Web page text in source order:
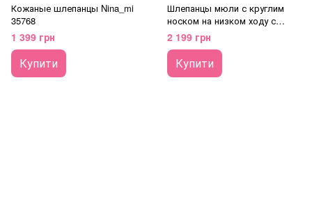
Кожаные шлепанцы Nina_mi
35768
1 399 грн
Купити
Шлепанцы мюли с круглим
носком на низком ходу с
цепью; 36265
2 199 грн
Купити